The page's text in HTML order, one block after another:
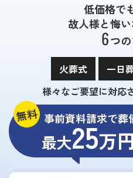
低価格で
故人様と悔
6つ
火葬式 一日
様々なご要望に対応
無料 事前資料請求で葬
最大25万